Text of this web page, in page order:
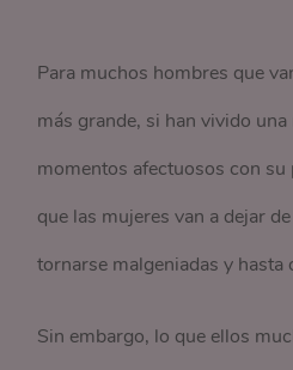
Para muchos hombres que
más grande, si han vivido
momentos afectuosos con su
que las mujeres van a dejar
tornarse malgeniadas y hasta
Sin embargo, lo que ellos